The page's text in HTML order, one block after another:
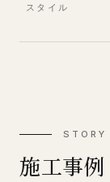
スタイル
STORY
施工事例